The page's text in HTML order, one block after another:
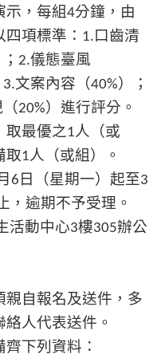
示，每組4分鐘，由
項標準： 1. 口齒清
2.儀態臺風
3.文案內容（40%）；
20%）進行評分。
取最優之 1人（或
取1人（或組）。
6 日（星期一）起至3
，逾期不予受理。
活動中心3樓305辦公
親自報名及送件，多
絡人代表送件。
下列資料：